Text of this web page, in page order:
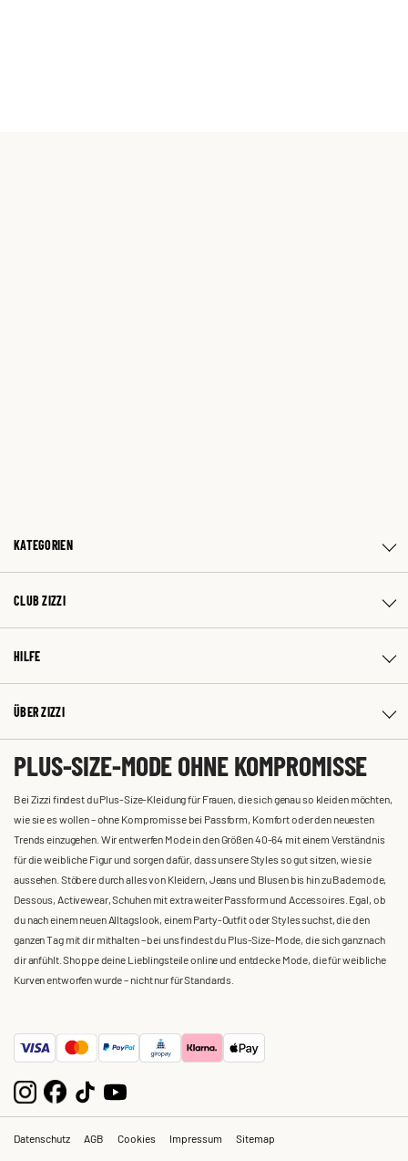
KATEGORIEN
CLUB ZIZZI
HILFE
ÜBER ZIZZI
PLUS-SIZE-MODE OHNE KOMPROMISSE
Bei Zizzi findest du Plus-Size-Kleidung für Frauen, die sich genau so kleiden möchten,
wie sie es wollen – ohne Kompromisse bei Passform, Komfort oder den neuesten
Trends einzugehen. Wir entwerfen Mode in den Größen 40-64 mit einem Verständnis
für die weibliche Figur und sorgen dafür, dass unsere Styles so gut sitzen, wie sie
aussehen. Stöbere durch alles von Kleidern, Jeans und Blusen bis hin zu Bademode,
Dessous, Activewear, Schuhen mit extra weiter Passform und Accessoires. Egal, ob
du nach einem neuen Alltagslook, einem Party-Outfit oder Styles suchst, die den
ganzen Tag mit dir mithalten – bei uns findest du Plus-Size-Mode, die sich ganz nach
dir anfühlt. Shoppe deine Lieblingsteile online und entdecke Mode, die für weibliche
Kurven entworfen wurde – nicht nur für Standards.
Datenschutz AGB Cookies Impressum Sitemap